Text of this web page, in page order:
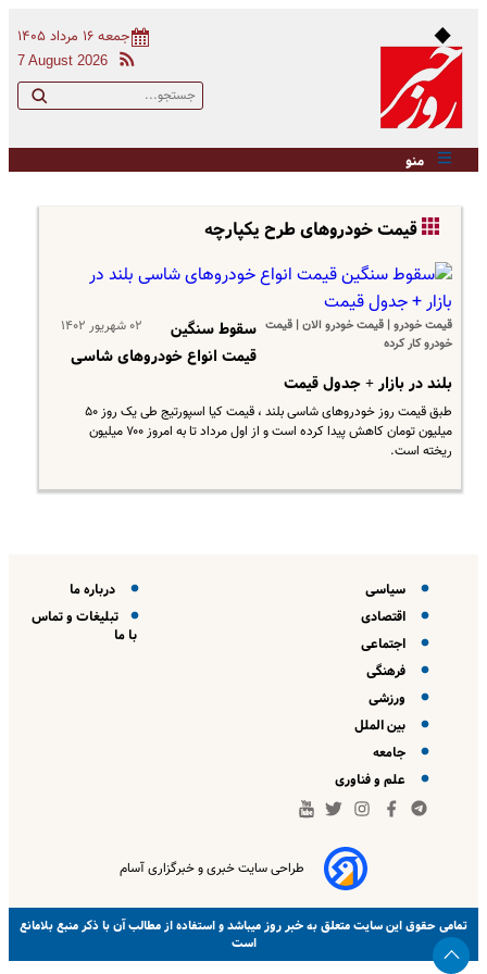
جمعه ۱۶ مرداد ۱۴۰۵
7 August 2026
منو
قیمت خودروهای طرح یکپارچه
قیمت خودرو | قیمت خودرو الان | قیمت
خودرو کار کرده
۰۲ شهریور ۱۴۰۲
سقوط سنگین
قیمت انواع خودروهای شاسی
بلند در بازار + جدول قیمت
طبق قیمت روز خودروهای شاسی بلند ، قیمت کیا اسپورتیج طی یک روز ۵۰
میلیون تومان کاهش پیدا کرده است و از اول مرداد تا به امروز ۷۰۰ میلیون
ریخته است.
سیاسی
اقتصادی
اجتماعی
فرهنگی
ورزشی
بین الملل
جامعه
علم و فناوری
درباره ما
تبلیغات و تماس
با ما
طراحی سایت خبری و خبرگزاری آسام
تمامی حقوق این سایت متعلق بهخبر روزمیباشد و استفاده از مطالب آن با ذکر منبع بلامانع
است